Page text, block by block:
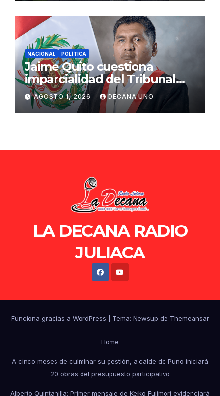
NACIONAL POLÍTICA
Jaime Quito cuestiona
imparcialidad del Tribunal
Constitucional tras liberación
de Ollanta Humala
AGOSTO 1, 2026 DECANA UNO
LA DECANA RADIO
JULIACA
Funciona gracias a WordPress Tema: Newsup de Themeansar
Home
A cinco meses de culminar su gestión, alcalde de Puno iniciará
20 obras del presupuesto participativo
Alberto Quintanilla: Primer mensaje de Keiko Fujimori evidenciará